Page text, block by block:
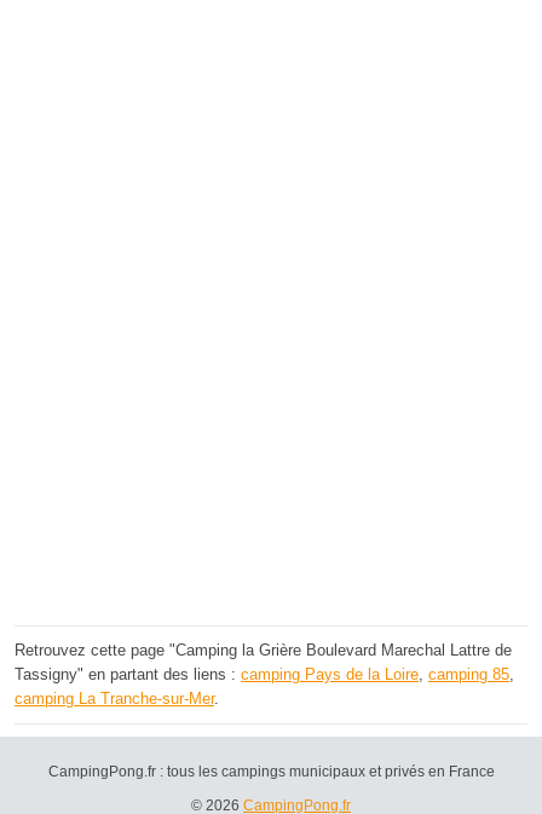
Retrouvez cette page "Camping la Grière Boulevard Marechal Lattre de
Tassigny" en partant des liens : camping Pays de la Loire, camping 85,
camping La Tranche-sur-Mer.
CampingPong.fr : tous les campings municipaux et privés en France
© 2026 CampingPong.fr